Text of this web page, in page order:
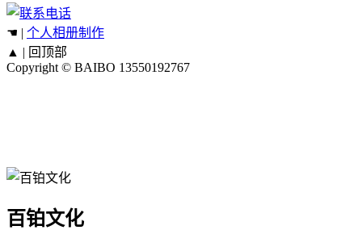
☚ | 个人相册制作
▲ | 回顶部
Copyright © BAIBO 13550192767
百铂文化